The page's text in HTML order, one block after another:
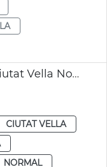
Actualización app APR Ciutat Vella Norte València
CIUTAT VELLA
NORMAL